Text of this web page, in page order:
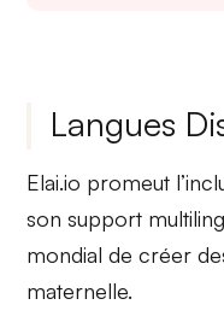
Langues
Elai.io promeut
sonsupport
mondial de créer
maternelle.